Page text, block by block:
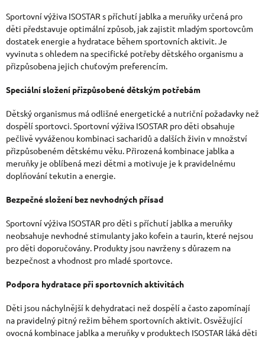
Sportovní výživa ISOSTAR s příchutí jablka a meruňky určená pro
děti představuje optimální způsob, jak zajistit mladým sportovcům
dostatek energie a hydratace během sportovních aktivit. Je
vyvinuta s ohledem na specifické potřeby dětského organismu a
přizpůsobena jejich chuťovým preferencím.
Speciální složení přizpůsobené dětským potřebám
Dětský organismus má odlišné energetické a nutriční požadavky než
dospělí sportovci. Sportovní výživa ISOSTAR pro děti obsahuje
pečlivě vyváženou kombinaci sacharidů a dalších živin v množství
přizpůsobeném dětskému věku. Přirozená kombinace jablka a
meruňky je oblíbená mezi dětmi a motivuje je k pravidelnému
doplňování tekutin a energie.
Bezpečné složení bez nevhodných přísad
Sportovní výživa ISOSTAR pro děti s příchutí jablka a meruňky
neobsahuje nevhodné stimulanty jako kofein a taurin, které nejsou
pro děti doporučovány. Produkty jsou navrženy s důrazem na
bezpečnost a vhodnost pro mladé sportovce.
Podpora hydratace při sportovních aktivitách
Děti jsou náchylnější k dehydrataci než dospělí a často zapomínají
na pravidelný pitný režim během sportovních aktivit. Osvěžující
ovocná kombinace jablka a meruňky v produktech ISOSTAR láká děti